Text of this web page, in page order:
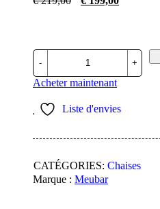
€ 219,00.€ 199,00.
quantité
de
Mobilier
Chaises
-
K028-
(min
per2)
Acheter maintenant
Liste d'envies
CATÉGORIES: Chaises
Marque : Meubar